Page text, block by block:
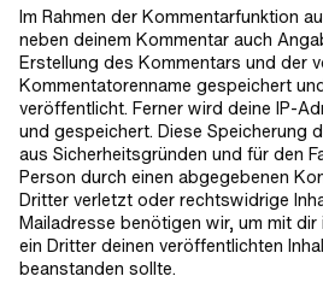
Im Rahmen der Kommentarfunktion
neben deinem Kommentar auch
Erstellung des Kommentars und der
Kommentatorenname gespeichert
veröffentlicht. Ferner wird deine IP-
und gespeichert. Diese Speicherung
aus Sicherheitsgründen und für den
Person durch einen abgegebenen
Dritter verletzt oder rechtswidrige
Mailadresse benötigen wir, um mit
ein Dritter deinen veröffentlichten
beanstanden sollte.